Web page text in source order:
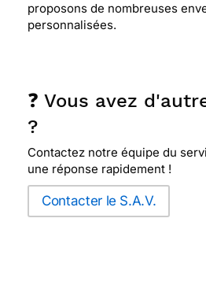
proposons de nombreuses
personnalisées.
❓ Vous avez
?
Contactez notre équipe du
une réponse rapidement !
Contacter le S.A.V.